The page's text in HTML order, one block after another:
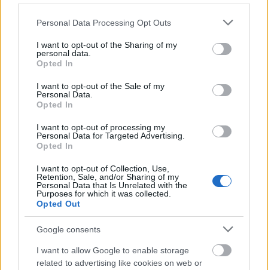
Please note that this website/app uses one or more Google
not limited to your visit or usage behaviour. You may click to
grant or deny consent to Google and its third-party tags to
use your data for below specified purposes in below Google
consent section.
Personal Data Processing Opt Outs
I want to opt-out of the Sharing of my
personal data.
Opted In
I want to opt-out of the Sale of my
Personal Data.
Opted In
I want to opt-out of processing my
Personal Data for Targeted Advertising.
Opted In
I want to opt-out of Collection, Use,
Retention, Sale, and/or Sharing of my
Personal Data that Is Unrelated with the
Purposes for which it was collected.
Opted Out
Google consents
I want to allow Google to enable storage
related to advertising like cookies on web or